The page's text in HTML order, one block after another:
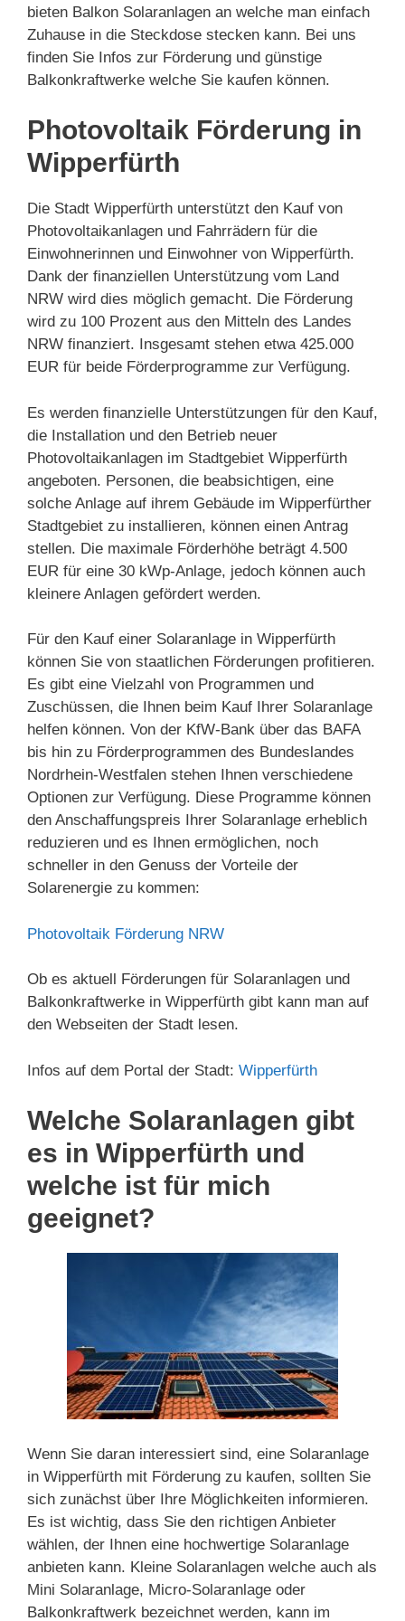
bieten Balkon Solaranlagen an welche man einfach
Zuhause in die Steckdose stecken kann. Bei uns
finden Sie Infos zur Förderung und günstige
Balkonkraftwerke welche Sie kaufen können.
Photovoltaik Förderung in
Wipperfürth
Die Stadt Wipperfürth unterstützt den Kauf von
Photovoltaikanlagen und Fahrrädern für die
Einwohnerinnen und Einwohner von Wipperfürth.
Dank der finanziellen Unterstützung vom Land
NRW wird dies möglich gemacht. Die Förderung
wird zu 100 Prozent aus den Mitteln des Landes
NRW finanziert. Insgesamt stehen etwa 425.000
EUR für beide Förderprogramme zur Verfügung.
Es werden finanzielle Unterstützungen für den Kauf,
die Installation und den Betrieb neuer
Photovoltaikanlagen im Stadtgebiet Wipperfürth
angeboten. Personen, die beabsichtigen, eine
solche Anlage auf ihrem Gebäude im Wipperfürther
Stadtgebiet zu installieren, können einen Antrag
stellen. Die maximale Förderhöhe beträgt 4.500
EUR für eine 30 kWp-Anlage, jedoch können auch
kleinere Anlagen gefördert werden.
Für den Kauf einer Solaranlage in Wipperfürth
können Sie von staatlichen Förderungen profitieren.
Es gibt eine Vielzahl von Programmen und
Zuschüssen, die Ihnen beim Kauf Ihrer Solaranlage
helfen können. Von der KfW-Bank über das BAFA
bis hin zu Förderprogrammen des Bundeslandes
Nordrhein-Westfalen stehen Ihnen verschiedene
Optionen zur Verfügung. Diese Programme können
den Anschaffungspreis Ihrer Solaranlage erheblich
reduzieren und es Ihnen ermöglichen, noch
schneller in den Genuss der Vorteile der
Solarenergie zu kommen:
Photovoltaik Förderung NRW
Ob es aktuell Förderungen für Solaranlagen und
Balkonkraftwerke in Wipperfürth gibt kann man auf
den Webseiten der Stadt lesen.
Infos auf dem Portal der Stadt: Wipperfürth
Welche Solaranlagen gibt
es in Wipperfürth und
welche ist für mich
geeignet?
Wenn Sie daran interessiert sind, eine Solaranlage
in Wipperfürth mit Förderung zu kaufen, sollten Sie
sich zunächst über Ihre Möglichkeiten informieren.
Es ist wichtig, dass Sie den richtigen Anbieter
wählen, der Ihnen eine hochwertige Solaranlage
anbieten kann. Kleine Solaranlagen welche auch als
Mini Solaranlage, Micro-Solaranlage oder
Balkonkraftwerk bezeichnet werden, kann im